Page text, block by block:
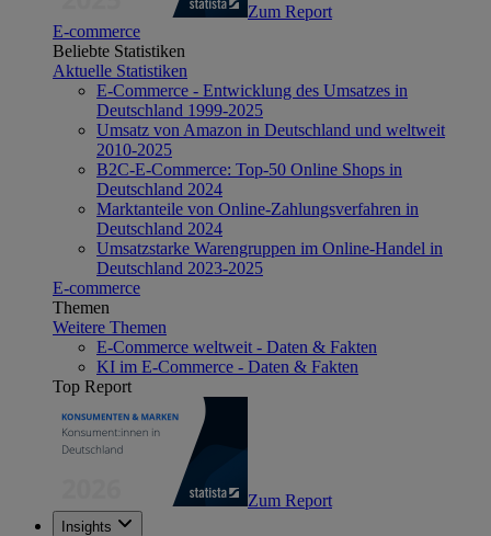
Zum Report
E-commerce
Beliebte Statistiken
Aktuelle Statistiken
E-Commerce - Entwicklung des Umsatzes in
Deutschland 1999-2025
Umsatz von Amazon in Deutschland und weltweit
2010-2025
B2C-E-Commerce: Top-50 Online Shops in
Deutschland 2024
Marktanteile von Online-Zahlungsverfahren in
Deutschland 2024
Umsatzstarke Warengruppen im Online-Handel in
Deutschland 2023-2025
E-commerce
Themen
Weitere Themen
E-Commerce weltweit - Daten & Fakten
KI im E-Commerce - Daten & Fakten
Top Report
Zum Report
Insights